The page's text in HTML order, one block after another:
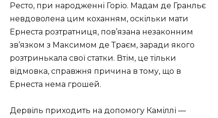
Ресто, при народженні Горіо. Мадам де Гранльє
невдоволена цим коханням, оскільки мати
Ернеста розтратниця, пов’язана незаконним
зв’язком з Максимом де Траєм, заради якого
розтринькала свої статки. Втім, це тільки
відмовка, справжня причина в тому, що в
Ернеста нема грошей.
Дервіль приходить на допомогу Каміллі —